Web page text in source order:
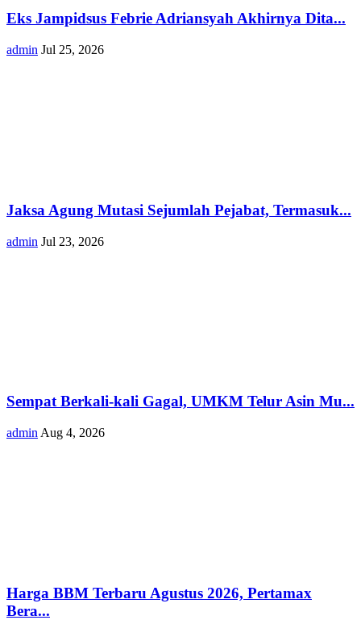
Eks Jampidsus Febrie Adriansyah Akhirnya Dita...
admin Jul 25, 2026
Jaksa Agung Mutasi Sejumlah Pejabat, Termasuk...
admin Jul 23, 2026
Sempat Berkali-kali Gagal, UMKM Telur Asin Mu...
admin Aug 4, 2026
Harga BBM Terbaru Agustus 2026, Pertamax
Bera...